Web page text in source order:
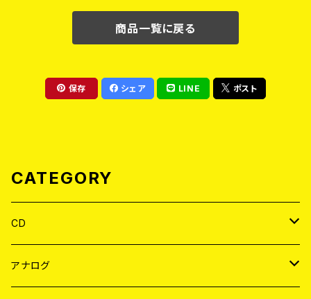
商品一覧に戻る
保存 シェア LINE ポスト
CATEGORY
CD
JAPAN
アナログ